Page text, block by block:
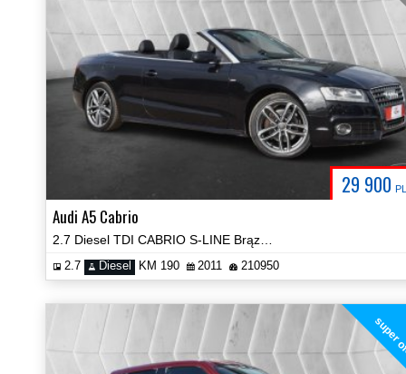
29 900
Audi A5 Cabrio
2.7 Diesel KM 190 2011 210950